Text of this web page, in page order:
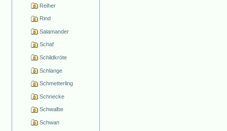
Reiher
Rind
Salamander
Schaf
Schildkröte
Schlange
Schmetterling
Schnecke
Schwalbe
Schwan